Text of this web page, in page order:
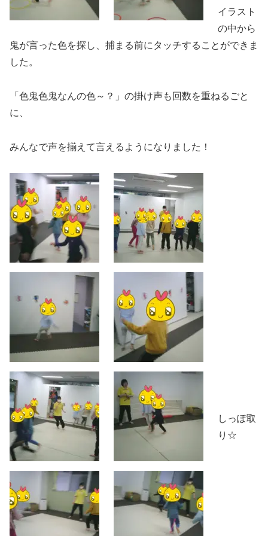
イラスト
の中から
鬼が言った色を探し、捕まる前にタッチすることができま
した。
「色鬼色鬼なんの色～？」の掛け声も回数を重ねるごと
に、
みんなで声を揃えて言えるようになりました！
しっぽ取
り☆